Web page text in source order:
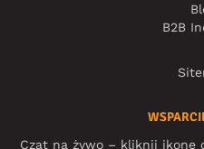
B2B
Czat na żywo – kliknij ikonę